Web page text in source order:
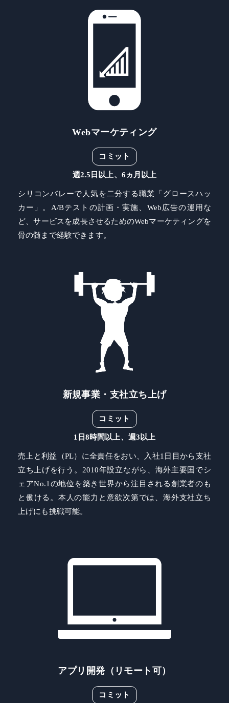
Webマーケティング
コミット
週2.5日以上、6ヵ月以上
シリコンバレーで人気を二分する職業「グロースハッ
カー」。A/Bテストの計画・実施、Web広告の運用な
ど、サービスを成長させるためのWebマーケティングを
骨の髄まで経験できます。
新規事業・支社立ち上げ
コミット
1日8時間以上、週3以上
売上と利益（PL）に全責任をおい、入社1日目から支社
立ち上げを行う。2010年設立ながら、海外主要国でシ
ェアNo.1の地位を築き世界から注目される創業者のも
と働ける。本人の能力と意欲次第では、海外支社立ち
上げにも挑戦可能。
アプリ開発（リモート可）
コミット